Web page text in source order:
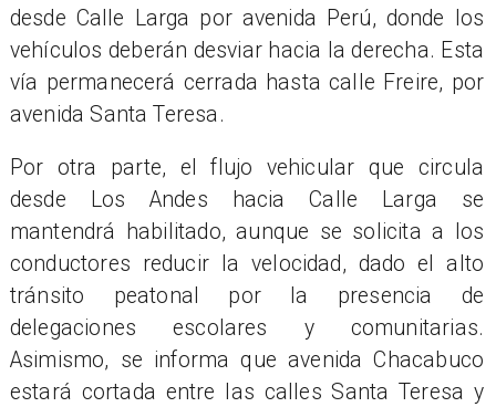
desde Calle Larga por avenida Perú, donde los
vehículos deberán desviar hacia la derecha. Esta
vía permanecerá cerrada hasta calle Freire, por
avenida Santa Teresa.
Por otra parte, el flujo vehicular que circula
desde Los Andes hacia Calle Larga se
mantendrá habilitado, aunque se solicita a los
conductores reducir la velocidad, dado el alto
tránsito peatonal por la presencia de
delegaciones escolares y comunitarias.
Asimismo, se informa que avenida Chacabuco
estará cortada entre las calles Santa Teresa y